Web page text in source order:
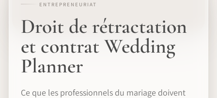
ENTREPRENEURIAT
Droit de rétractation
et contrat Wedding
Planner
Ce que les professionnels du mariage doivent